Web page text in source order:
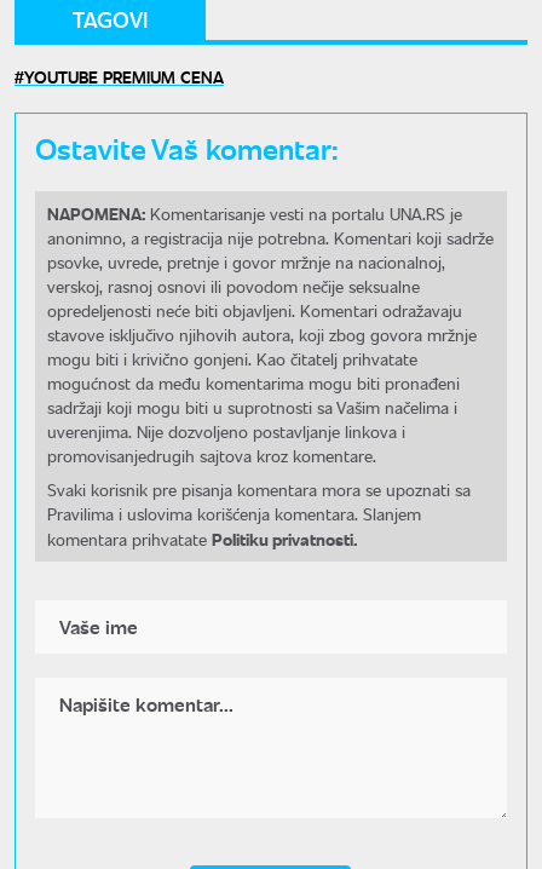
TAGOVI
YOUTUBE PREMIUM CENA
Ostavite Vaš komentar:
NAPOMENA: Komentarisanje vesti na portalu UNA.RS je
anonimno, a registracija nije potrebna. Komentari koji sadrže
psovke, uvrede, pretnje i govor mržnje na nacionalnoj,
verskoj, rasnoj osnovi ili povodom nečije seksualne
opredeljenosti neće biti objavljeni. Komentari odražavaju
stavove isključivo njihovih autora, koji zbog govora mržnje
mogu biti i krivično gonjeni. Kao čitatelj prihvatate
mogućnost da među komentarima mogu biti pronađeni
sadržaji koji mogu biti u suprotnosti sa Vašim načelima i
uverenjima. Nije dozvoljeno postavljanje linkova i
promovisanjedrugih sajtova kroz komentare.
Svaki korisnik pre pisanja komentara mora se upoznati sa
Pravilima i uslovima korišćenja komentara. Slanjem
komentara prihvatate Politiku privatnosti.